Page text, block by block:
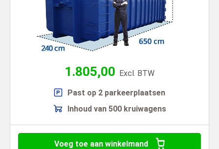
1.805,00 Excl. BTW
Past op 2 parkeerplaatsen
Inhoud van 500 kruiwagens
Voeg toe aan winkelmand